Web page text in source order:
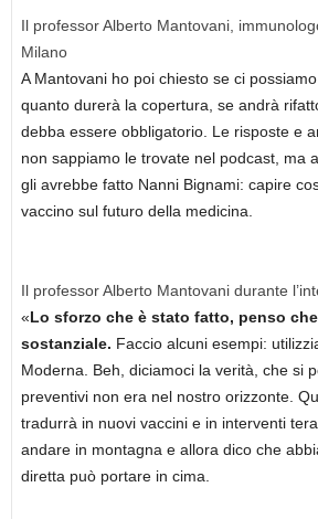
Il professor Alberto Mantovani,
Milano
A Mantovani ho poi chiesto se ci
quanto durerà la copertura, se andrà
debba essere obbligatorio. Le risposte e
non sappiamo le trovate nel podcast, ma
gli avrebbe fatto Nanni Bignami: capire
vaccino sul futuro della medicina.
Il professor Alberto Mantovani durante
«Lo sforzo che è stato fatto, penso
sostanziale. Faccio alcuni esempi:
Moderna. Beh, diciamoci la verità, che si
preventivi non era nel nostro orizzonte.
tradurrà in nuovi vaccini e in interventi
andare in montagna e allora dico che
diretta può portare in cima.